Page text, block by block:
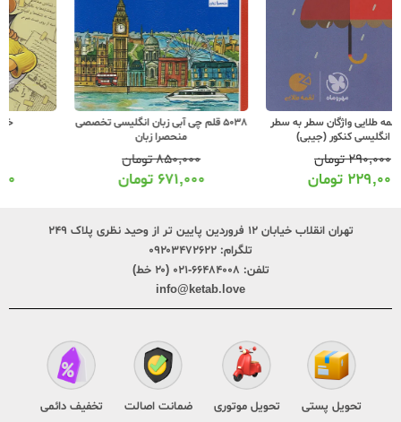
5038 قلم چی آبی زبان انگلیسی تخصصی
منحصرا زبان
۸۵۰,۰۰۰
۶۷۱,۰۰۰
خیلی سبز پت و متن
۴۲۰,۰۰۰
۳۴۰,۰۰۰
تهران انقلاب خیابان ۱۲ فروردین پایین تر از وحید نظری پلاک ۲۴۹
تلگرام: ۰۹۲۰۳۴۷۲۶۲۲
تلفن: ۶۶۴۸۴۰۰۸-۰۲۱ (۲۰ خط)
info@ketab.love
تحویل پستی تحویل موتوری ضمانت اصالت تخفیف دائمی